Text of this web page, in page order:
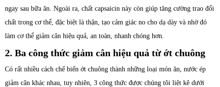
ngay sau bữa ăn. Ngoài ra, chất capsaicin này còn giúp tăng cường trao đổi
chất trong cơ thể, đặc biệt là thận, tạo cảm giác no cho dạ dày và nhờ đó
làm cơ thể giảm cân hiệu quả, an toàn, nhanh chóng hơn.
2. Ba công thức giảm cân hiệu quả từ ớt chuông
Có rất nhiều cách chế biến ớt chuông thành những loại món ăn, nước ép
giảm cân khác nhau, tuy nhiên, 3 công thức được chúng tôi liệt kê dưới